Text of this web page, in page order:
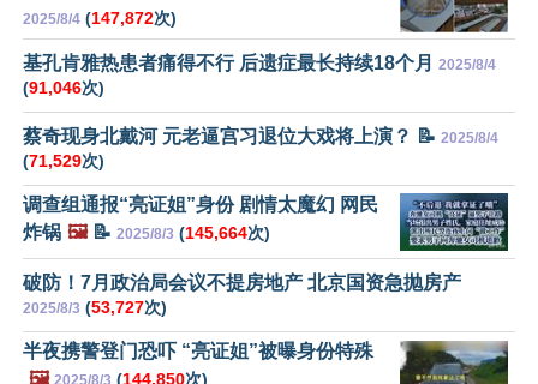
2025/8/4 (147,872次)
基孔肯雅热患者痛得不行 后遗症最长持续18个月 2025/8/4
(91,046次)
蔡奇现身北戴河 元老逼宫习退位大戏将上演？ 📝 2025/8/4
(71,529次)
调查组通报“亮证姐”身份 剧情太魔幻 网民
炸锅 🖼️📝 2025/8/3 (145,664次)
破防！7月政治局会议不提房地产 北京国资急抛房产
2025/8/3 (53,727次)
半夜携警登门恐吓 “亮证姐”被曝身份特殊
🖼️ 2025/8/3 (144,850次)